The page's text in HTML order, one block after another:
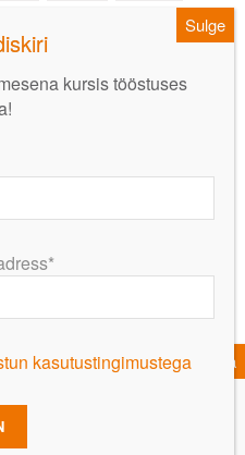
oluliste uudistega!
nõustute küpsiste
.
kursis tööstuses
kasutustingimustega